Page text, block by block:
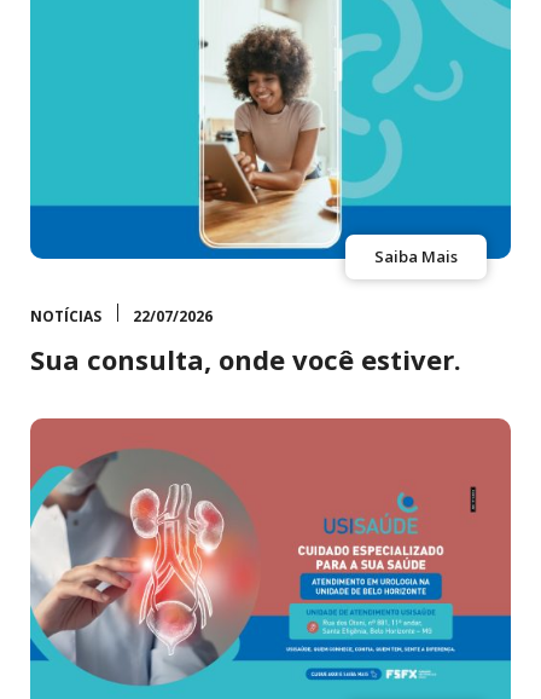
Saiba Mais
NOTÍCIAS 22/07/2026
Sua consulta, onde você estiver.